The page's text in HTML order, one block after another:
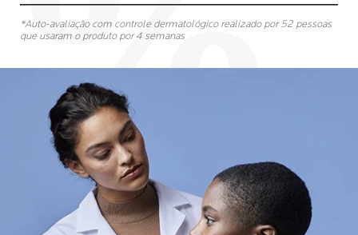
*Auto-avaliação com controle dermatológico realizado por 52 pessoas
que usaram o produto por 4 semanas